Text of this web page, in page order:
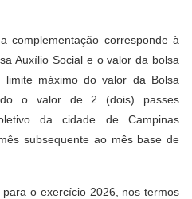
complementação corresponde à
Auxílio Social e o valor da bolsa
máximo do valor da Bolsa
o valor de 2 (dois) passes
da cidade de Campinas
subsequente ao mês base de
o exercício 2026, nos termos